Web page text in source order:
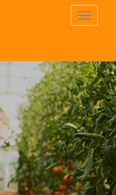
Toggle